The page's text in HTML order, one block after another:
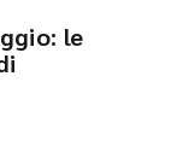
le